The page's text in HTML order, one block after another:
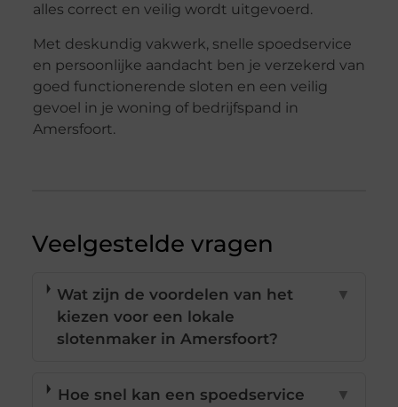
alles correct en veilig wordt uitgevoerd.
Met deskundig vakwerk, snelle spoedservice
en persoonlijke aandacht ben je verzekerd van
goed functionerende sloten en een veilig
gevoel in je woning of bedrijfspand in
Amersfoort.
Veelgestelde vragen
Wat zijn de voordelen van het
kiezen voor een lokale
slotenmaker in Amersfoort?
▼
Hoe snel kan een spoedservice
▼